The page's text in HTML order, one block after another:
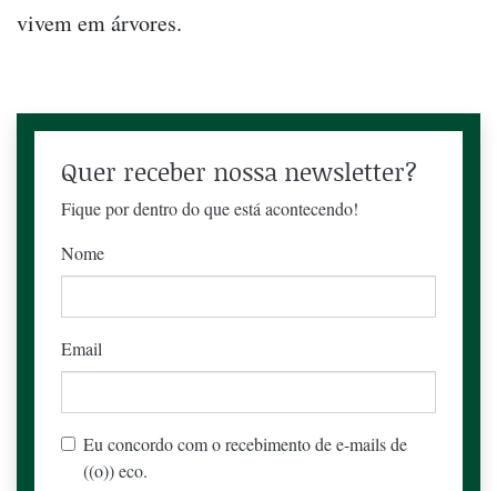
vivem em árvores.
Quer receber nossa newsletter?
Fique por dentro do que está acontecendo!
Nome
Email
Eu concordo com o recebimento de e-mails de
((o)) eco.